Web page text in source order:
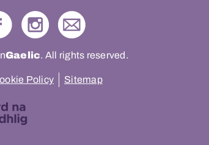
Gaelic. All rights reserved.
Policy Sitemap